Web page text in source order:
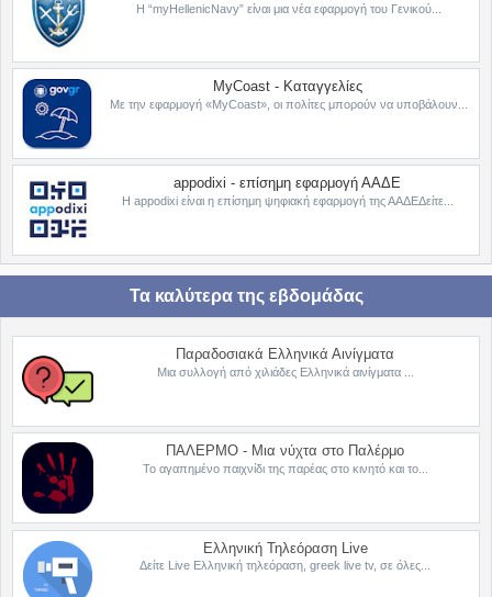
Η “myHellenicNavy” είναι μια νέα εφαρμογή του Γενικού...
MyCoast - Καταγγελίες
Με την εφαρμογή «MyCoast», οι πολίτες μπορούν να υποβάλουν...
appodixi - επίσημη εφαρμογή ΑΑΔΕ
Η appodixi είναι η επίσημη ψηφιακή εφαρμογή της ΑΑΔΕΔείτε...
Τα καλύτερα της εβδομάδας
Παραδοσιακά Ελληνικά Αινίγματα
Μια συλλογή από χιλιάδες Ελληνικά αινίγματα ...
ΠΑΛΕΡΜΟ - Μια νύχτα στο Παλέρμο
Το αγαπημένο παιχνίδι της παρέας στο κινητό και το...
Ελληνική Τηλεόραση Live
Δείτε Live Ελληνική τηλεόραση, greek live tv, σε όλες...